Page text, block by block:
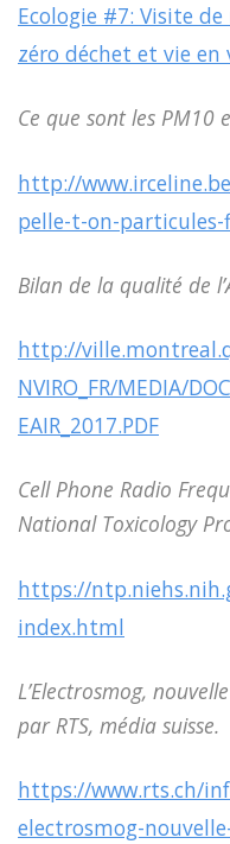
Ecologie #7: Visite
zéro déchet et vie en
Ce que sont les PM10
http://
pelle-t-on-particules-
Bilan de la qualité de
http://
NVIRO_FR/MEDIA/
EAIR_2017.PDF
Cell Phone Radio
National Toxicology
https://
index.html
L’Electrosmog,
par RTS, média suisse.
https://www.rts.ch/
electrosmog-